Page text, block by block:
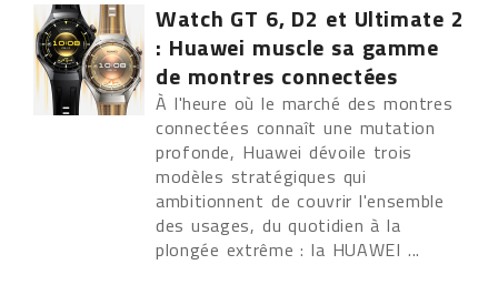
Watch GT 6, D2 et Ultimate 2
: Huawei muscle sa gamme
de montres connectées
À l'heure où le marché des montres
connectées connaît une mutation
profonde, Huawei dévoile trois
modèles stratégiques qui
ambitionnent de couvrir l'ensemble
des usages, du quotidien à la
plongée extrême : la HUAWEI ...